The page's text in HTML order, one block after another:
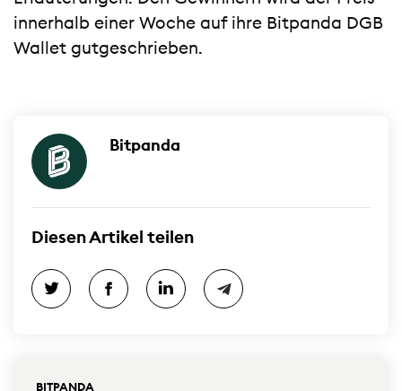
innerhalb einer Woche auf ihre Bitpanda DGB
Wallet gutgeschrieben.
Bitpanda
Diesen Artikel teilen
BITPANDA